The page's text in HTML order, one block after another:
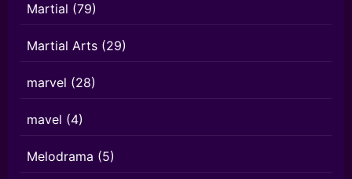
Martial (79)
Martial Arts (29)
marvel (28)
mavel (4)
Melodrama (5)